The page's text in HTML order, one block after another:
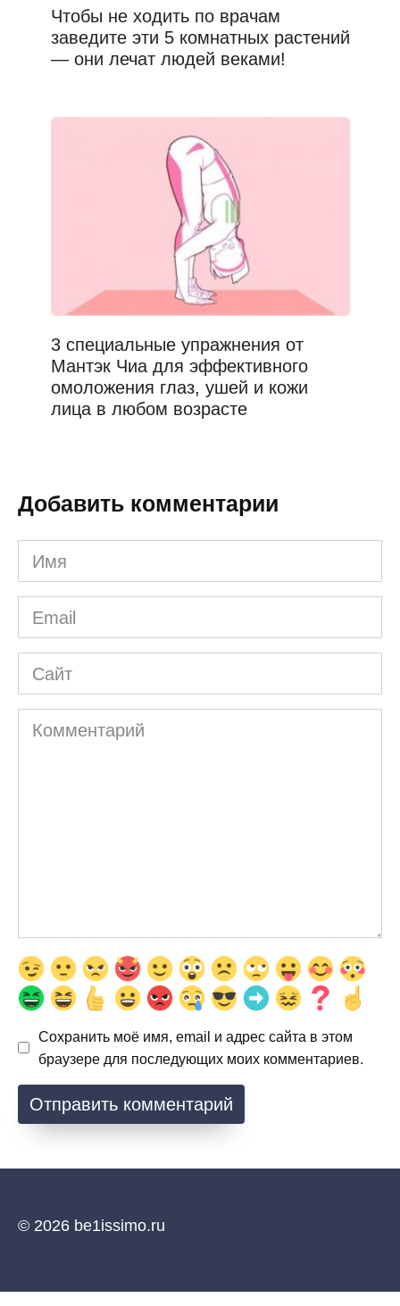
Чтобы не ходить по врачам
заведите эти 5 комнатных растений
— они лечат людей веками!
3 специальные упражнения от
Мантэк Чиа для эффективного
омоложения глаз, ушей и кожи
лица в любом возрасте
Добавить комментарии
Имя
*
Email
*
Сайт
Комментарий
Сохранить моё имя, email и адрес сайта в этом
браузере для последующих моих комментариев.
© 2026 be1issimo.ru